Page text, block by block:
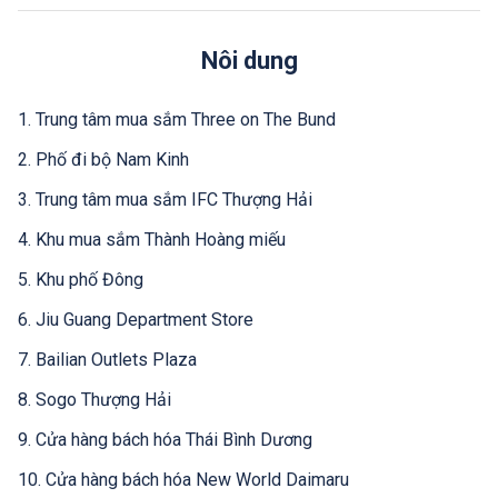
Nôi dung
1. Trung tâm mua sắm Three on The Bund
2. Phố đi bộ Nam Kinh
3. Trung tâm mua sắm IFC Thượng Hải
4. Khu mua sắm Thành Hoàng miếu
5. Khu phố Đông
6. Jiu Guang Department Store
7. Bailian Outlets Plaza
8. Sogo Thượng Hải
9. Cửa hàng bách hóa Thái Bình Dương
10. Cửa hàng bách hóa New World Daimaru